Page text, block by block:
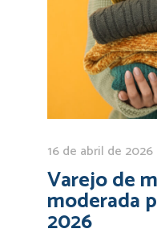
16 de abril de 2026
Varejo de
moderada
2026